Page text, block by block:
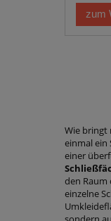
zum
Wie bringt
einmal ein
einer
den Raum
einzelne